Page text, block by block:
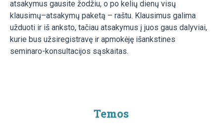
atsakymus gausite žodžiu, o po kelių dienų visų
klausimų–atsakymų paketą – raštu. Klausimus galima
užduoti ir iš anksto, tačiau atsakymus į juos gaus dalyviai,
kurie bus užsiregistravę ir apmokėję išankstines
seminaro-konsultacijos sąskaitas.
Temos